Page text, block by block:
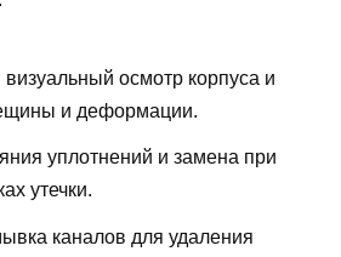
осмотр корпуса и
и деформации.
уплотнений и замена при
утечки.
каналов для удаления